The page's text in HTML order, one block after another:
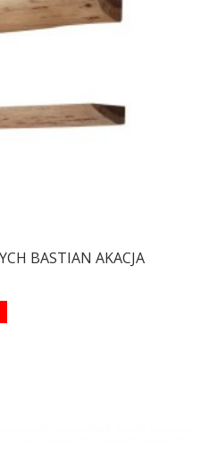
BASTIAN AKACJA